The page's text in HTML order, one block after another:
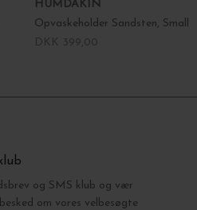
HUMDAKIN
Opvaskeholder Sandsten, Small
og SMS klub og vær
om vores velbesøgte